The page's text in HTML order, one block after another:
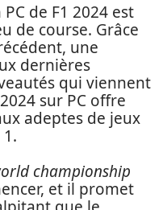
de F1 2024 est
de course. Grâce
une
dernières
qui viennent
sur PC offre
adeptes de jeux
championship
et il promet